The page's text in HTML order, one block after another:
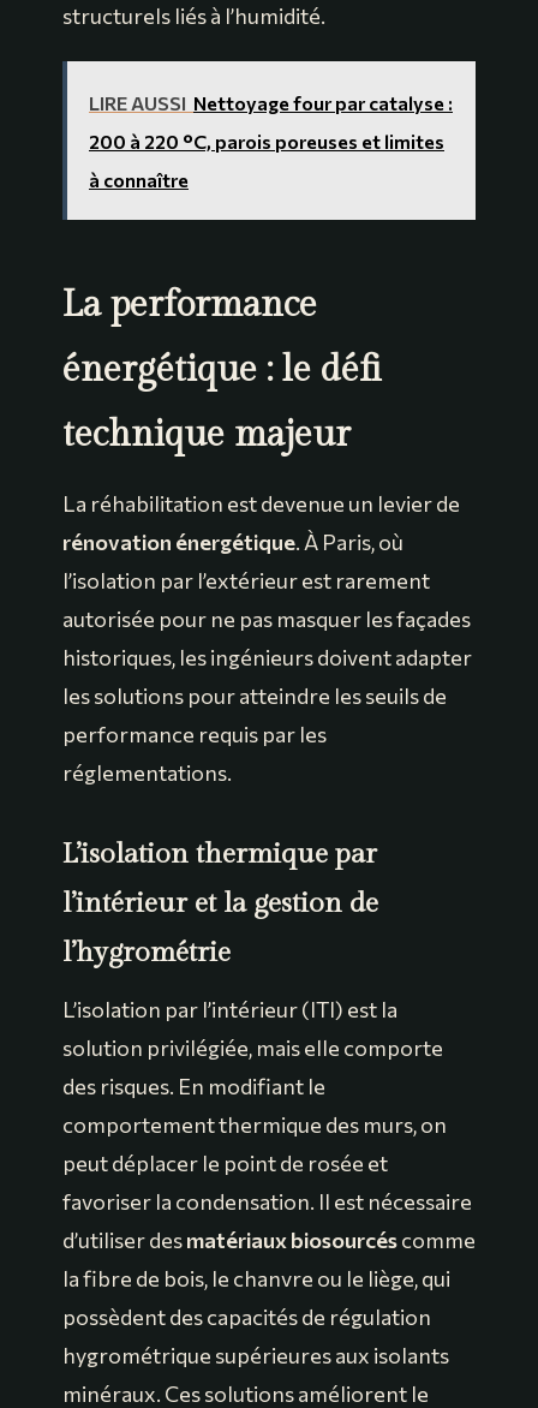
structurels liés à l’humidité.
LIRE AUSSI Nettoyage four par catalyse :
200 à 220 °C, parois poreuses et limites
à connaître
La performance
énergétique : le défi
technique majeur
La réhabilitation est devenue un levier de
rénovation énergétique. À Paris, où
l’isolation par l’extérieur est rarement
autorisée pour ne pas masquer les façades
historiques, les ingénieurs doivent adapter
les solutions pour atteindre les seuils de
performance requis par les
réglementations.
L’isolation thermique par
l’intérieur et la gestion de
l’hygrométrie
L’isolation par l’intérieur (ITI) est la
solution privilégiée, mais elle comporte
des risques. En modifiant le
comportement thermique des murs, on
peut déplacer le point de rosée et
favoriser la condensation. Il est nécessaire
d’utiliser desmatériaux biosourcéscomme
la fibre de bois, le chanvre ou le liège, qui
possèdent des capacités de régulation
hygrométrique supérieures aux isolants
minéraux. Ces solutions améliorent le